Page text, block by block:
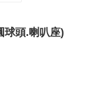
球頭.喇叭座)